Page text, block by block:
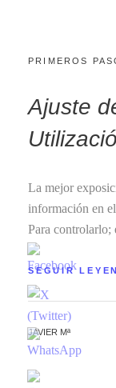
PRIMEROS
Ajuste
La mejor
información en
Para
SEGUIR
JAVIER Mª